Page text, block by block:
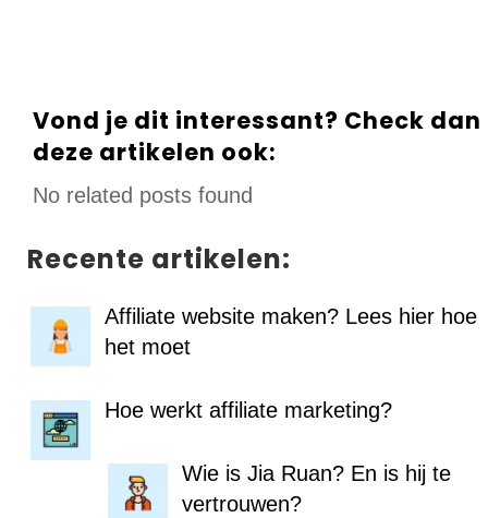
Vond je dit interessant? Check dan
deze artikelen ook:
No related posts found
Recente artikelen:
Affiliate website maken? Lees hier hoe
het moet
Hoe werkt affiliate marketing?
Wie is Jia Ruan? En is hij te
vertrouwen?